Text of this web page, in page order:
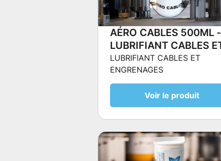
AÉRO CABLES 500ML -
LUBRIFIANT CABLES
ENGRENAGES
LUBRIFIANT CABLES ET
ENGRENAGES
Voir le produit